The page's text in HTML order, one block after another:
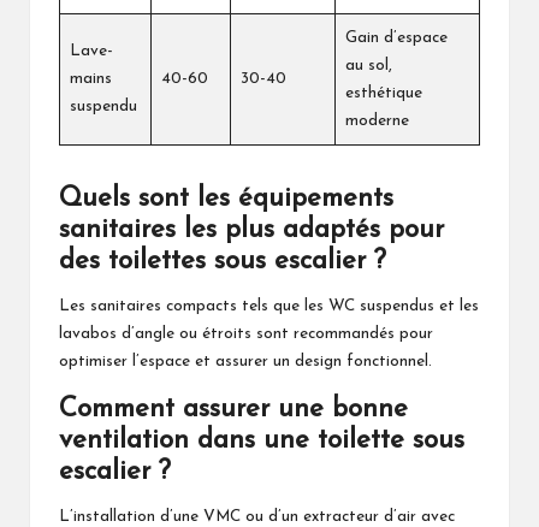
Lave-
mains
suspendu
40-60 30-40
Gain d’espace
au sol,
esthétique
moderne
Quels sont les équipements
sanitaires les plus adaptés pour
des toilettes sous escalier ?
Les sanitaires compacts tels que les WC suspendus et les
lavabos d’angle ou étroits sont recommandés pour
optimiser l’espace et assurer un design fonctionnel.
Comment assurer une bonne
ventilation dans une toilette sous
escalier ?
L’installation d’une VMC ou d’un extracteur d’air avec